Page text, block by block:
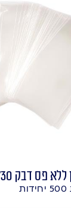
16/30, 500 יחידות